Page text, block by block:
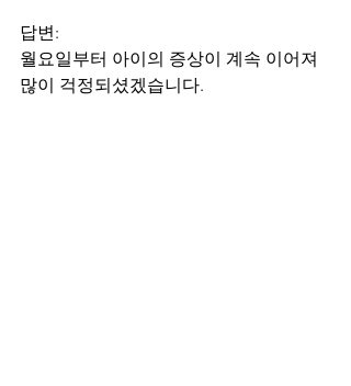
답변:
월요일부터 아이의 증상이 계속 이어져
많이 걱정되셨겠습니다.